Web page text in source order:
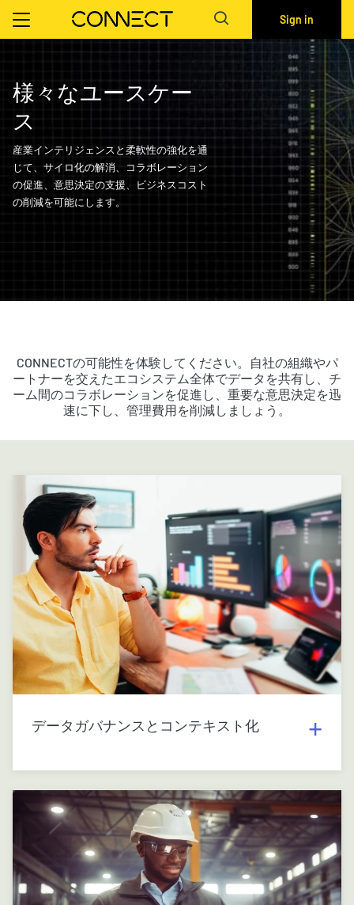
Sign in
様々なユースケー
ス
産業インテリジェンスと柔軟性の強化を通
じて、サイロ化の解消、コラボレーション
の促進、意思決定の支援、ビジネスコスト
の削減を可能にします。
CONNECTの可能性を体験してください。自社の組織やパ
ートナーを交えたエコシステム全体でデータを共有し、チ
ーム間のコラボレーションを促進し、重要な意思決定を迅
速に下し、管理費用を削減しましょう。
データガバナンスとコンテキスト化